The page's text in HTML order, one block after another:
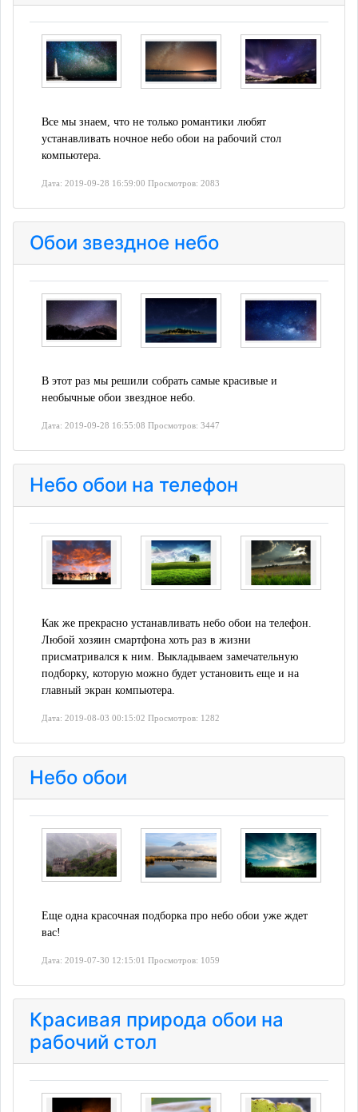
Все мы знаем, что не только романтики любят
устанавливать ночное небо обои на рабочий стол
компьютера.
Дата: 2019-09-28 16:59:00 Просмотров: 2083
Обои звездное небо
В этот раз мы решили собрать самые красивые и
необычные обои звездное небо.
Дата: 2019-09-28 16:55:08 Просмотров: 3447
Небо обои на телефон
Как же прекрасно устанавливать небо обои на телефон.
Любой хозяин смартфона хоть раз в жизни
присматривался к ним. Выкладываем замечательную
подборку, которую можно будет установить еще и на
главный экран компьютера.
Дата: 2019-08-03 00:15:02 Просмотров: 1282
Небо обои
Еще одна красочная подборка про небо обои уже ждет
вас!
Дата: 2019-07-30 12:15:01 Просмотров: 1059
Красивая природа обои на
рабочий стол